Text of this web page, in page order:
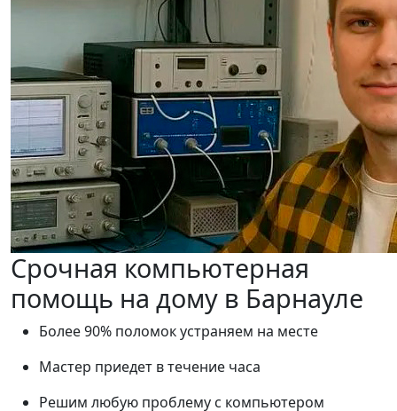
Срочная компьютерная
помощь на дому в Барнауле
Более 90% поломок устраняем на месте
Мастер приедет в течение часа
Решим любую проблему с компьютером